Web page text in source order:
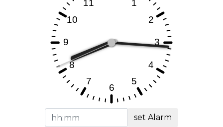
set Alarm